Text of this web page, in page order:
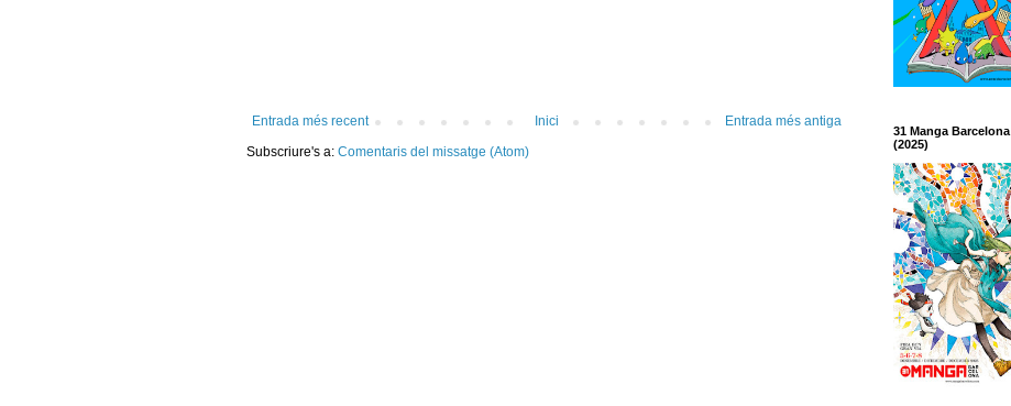
Entrada més recent Entrada més antiga
Inici
Subscriure's a: Comentaris del missatge (Atom)
31 Manga Barcelona
(2025)